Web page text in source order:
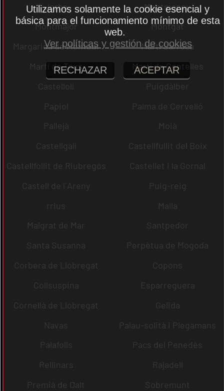
Jorba
Montmaneu
Montmajor
Montgat
Margarida de Montbui
Martí Sarroca
Martí de Tous
Martí de Centelles
Castellolí
Puigdàlber
Papiol
Palma de Cervelló
Pallejà
Moià
Castellgalí
Castellfullit del Boix
Castellfollit de Riubregós
Castellet i la Gornal
Castell de l´Areny
Puig-reig
rrius
Malla
Malgrat de Mar
Santpedor
Santa Susanna
Perpètua de Mogoda
Corbera de Llobregat
Copons
Collsuspina
Esparreguera
Cornellà de Llobregat
Gelida
Navas
Palau-solità i Plegamans
Palafolls
Pacs del Penedès
Rellinars
Rajadell
Premià de Dalt
Sobremunt
Utilizamos solamente la cookie esencial y
básica para el funcionamiento mínimo de esta
web.
Ver políticas y gestión de cookies
RECHAZAR ACEPTAR